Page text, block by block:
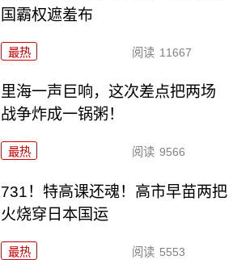
国霸权遮羞布
最热 阅读 11667
里海一声巨响，这次差点把两场
战争炸成一锅粥！
最热 阅读 9566
731！特高课还魂！高市早苗两把
火烧穿日本国运
最热 阅读 5553